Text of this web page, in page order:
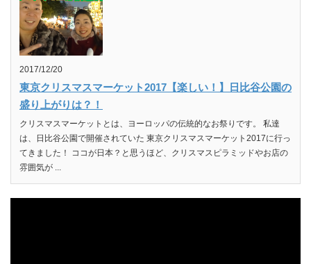
2017/12/20
東京クリスマスマーケット2017【楽しい！】日比谷公園の
盛り上がりは？！
クリスマスマーケットとは、ヨーロッパの伝統的なお祭りです。 私達
は、日比谷公園で開催されていた 東京クリスマスマーケット2017に行っ
てきました！ ココが日本？と思うほど、クリスマスピラミッドやお店の
雰囲気が ...